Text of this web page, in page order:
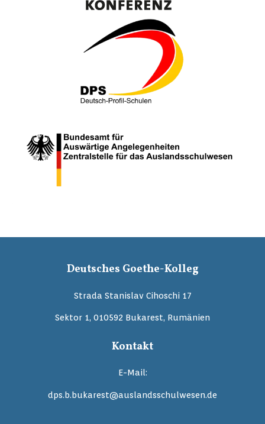
Deutsches Goethe-Kolleg
Strada Stanislav Cihoschi 17
Sektor 1, 010592 Bukarest, Rumänien
Kontakt
E-Mail:
dps.b.bukarest@auslandsschulwesen.de